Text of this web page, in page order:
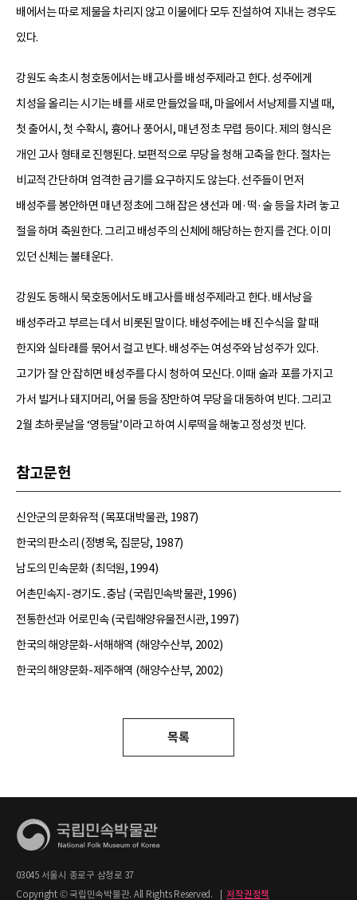
배에서는 따로 제물을 차리지 않고 이물에다 모두 진설하여 지내는 경우도
있다.
강원도 속초시 청호동에서는 배고사를 배성주제라고 한다. 성주에게
치성을 올리는 시기는 배를 새로 만들었을 때, 마을에서 서낭제를 지낼 때,
첫 출어시, 첫 수확시, 흉어나 풍어시, 매년 정초 무렵 등이다. 제의 형식은
개인 고사 형태로 진행된다. 보편적으로 무당을 청해 고축을 한다. 절차는
비교적 간단하며 엄격한 금기를 요구하지도 않는다. 선주들이 먼저
배성주를 봉안하면 매년 정초에 그해 잡은 생선과 메·떡·술 등을 차려 놓고
절을 하며 축원한다. 그리고 배성주의 신체에 해당하는 한지를 건다. 이미
있던 신체는 불태운다.
강원도 동해시 묵호동에서도 배고사를 배성주제라고 한다. 배서낭을
배성주라고 부르는 데서 비롯된 말이다. 배성주에는 배 진수식을 할 때
한지와 실타래를 묶어서 걸고 빈다. 배성주는 여성주와 남성주가 있다.
고기가 잘 안 잡히면 배성주를 다시 청하여 모신다. 이때 술과 포를 가지고
가서 빌거나 돼지머리, 어물 등을 장만하여 무당을 대동하여 빈다. 그리고
2월 초하룻날을 ‘영등달’이라고 하여 시루떡을 해놓고 정성껏 빈다.
참고문헌
신안군의 문화유적 (목포대박물관, 1987)
한국의 판소리 (정병욱, 집문당, 1987)
남도의 민속문화 (최덕원, 1994)
어촌민속지-경기도․충남 (국립민속박물관, 1996)
전통한선과 어로민속 (국립해양유물전시관, 1997)
한국의 해양문화-서해해역 (해양수산부, 2002)
한국의 해양문화-제주해역 (해양수산부, 2002)
목록
03045 서울시 종로구 삼청로 37
Copyright © 국립민속박물관. All Rights Reserved.
저작권정책